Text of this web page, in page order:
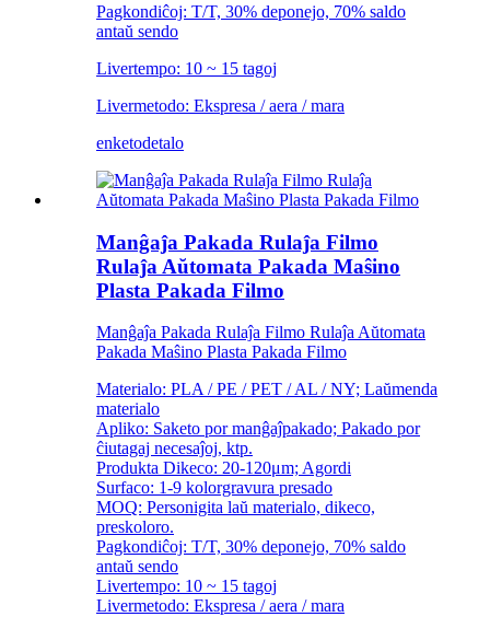
Pagkondiĉoj: T/T, 30% deponejo, 70% saldo
antaŭ sendo
Livertempo: 10 ~ 15 tagoj
Livermetodo: Ekspresa / aera / mara
enketodetalo
Manĝaĵa Pakada Rulaĵa Filmo
Rulaĵa Aŭtomata Pakada Maŝino
Plasta Pakada Filmo
Manĝaĵa Pakada Rulaĵa Filmo Rulaĵa Aŭtomata
Pakada Maŝino Plasta Pakada Filmo
Materialo: PLA / PE / PET / AL / NY; Laŭmenda
materialo
Apliko: Saketo por manĝaĵpakado; Pakado por
ĉiutagaj necesaĵoj, ktp.
Produkta Dikeco: 20-120μm; Agordi
Surfaco: 1-9 kolorgravura presado
MOQ: Personigita laŭ materialo, dikeco,
preskoloro.
Pagkondiĉoj: T/T, 30% deponejo, 70% saldo
antaŭ sendo
Livertempo: 10 ~ 15 tagoj
Livermetodo: Ekspresa / aera / mara